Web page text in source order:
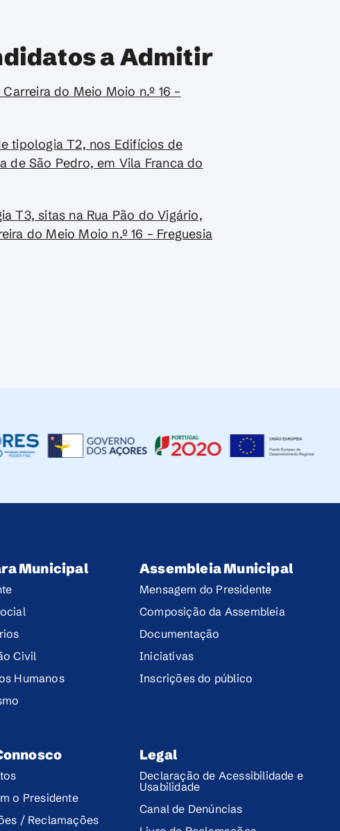
a Admitir
do Meio Moio n.º 16 –
tipologia T2, nos Edifícios de
de São Pedro, em Vila Franca do
T3, sitas na Rua Pão do Vigário,
do Meio Moio n.º 16 – Freguesia
Municipal
Civil
Humanos
Assembleia Municipal
Mensagem do Presidente
Composição da Assembleia
Documentação
Iniciativas
Inscrições do público
o Presidente
/ Reclamações
Legal
Declaração de Acessibilidade e
Usabilidade
Canal de Denúncias